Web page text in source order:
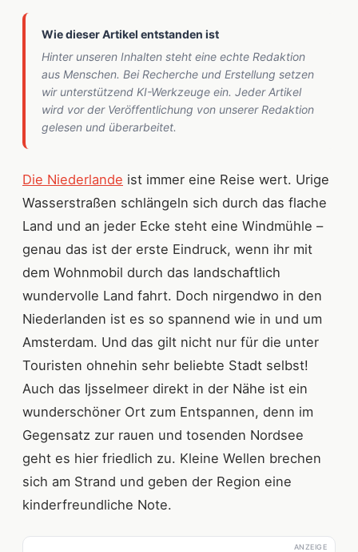
Wie dieser Artikel entstanden ist
Hinter unseren Inhalten steht eine echte Redaktion
aus Menschen. Bei Recherche und Erstellung setzen
wir unterstützend KI-Werkzeuge ein. Jeder Artikel
wird vor der Veröffentlichung von unserer Redaktion
gelesen und überarbeitet.
Die Niederlande ist immer eine Reise wert. Urige
Wasserstraßen schlängeln sich durch das flache
Land und an jeder Ecke steht eine Windmühle –
genau das ist der erste Eindruck, wenn ihr mit
dem Wohnmobil durch das landschaftlich
wundervolle Land fahrt. Doch nirgendwo in den
Niederlanden ist es so spannend wie in und um
Amsterdam. Und das gilt nicht nur für die unter
Touristen ohnehin sehr beliebte Stadt selbst!
Auch das Ijsselmeer direkt in der Nähe ist ein
wunderschöner Ort zum Entspannen, denn im
Gegensatz zur rauen und tosenden Nordsee
geht es hier friedlich zu. Kleine Wellen brechen
sich am Strand und geben der Region eine
kinderfreundliche Note.
ANZEIGE